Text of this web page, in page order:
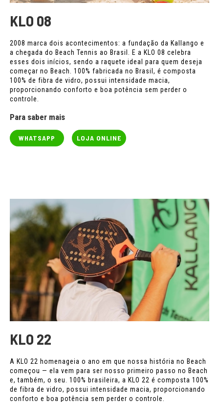
KLO 08
2008 marca dois acontecimentos: a fundação da Kallango e
a chegada do Beach Tennis ao Brasil. E a KLO 08 celebra
esses dois inícios, sendo a raquete ideal para quem deseja
começar no Beach. 100% fabricada no Brasil, é composta
100% de fibra de vidro, possui intensidade macia,
proporcionando conforto e boa potência sem perder o
controle.
Para saber mais
WHATSAPP LOJA ONLINE
KLO 22
A KLO 22 homenageia o ano em que nossa história no Beach
começou — ela vem para ser nosso primeiro passo no Beach
e, também, o seu. 100% brasileira, a KLO 22 é composta 100%
de fibra de vidro, possui intensidade macia, proporcionando
conforto e boa potência sem perder o controle.